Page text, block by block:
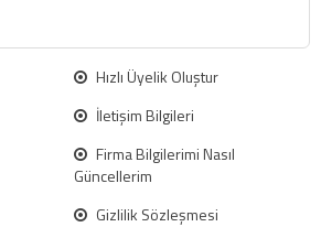
Hızlı Üyelik Oluştur
İletişim Bilgileri
Firma Bilgilerimi Nasıl
Güncellerim
Gizlilik Sözleşmesi